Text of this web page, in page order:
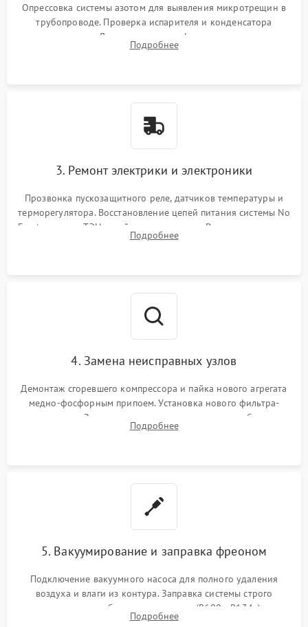
Опрессовка системы азотом для выявления микротрещин в
трубопроводе. Проверка испарителя и конденсатора
течеискателем. Демонтаж старого фильтра-осушителя и
продувка капиллярной трубки для устранения засоров.
Подробнее
3. Ремонт электрики и электроники
Прозвонка пускозащитного реле, датчиков температуры и
терморегулятора. Восстановление цепей питания системы No
Frost, включая ТЭН оттайки и вентилятор. Ремонт или замена
платы управления при сбоях алгоритмов.
Подробнее
4. Замена неисправных узлов
Демонтаж сгоревшего компрессора и пайка нового агрегата
медно-фосфорным припоем. Установка нового фильтра-
осушителя. Замена изношенных вентиляторов обдува,
сломанных заслонок или поврежденных дверных петель.
Подробнее
5. Вакуумирование и заправка фреоном
Подключение вакуумного насоса для полного удаления
воздуха и влаги из контура. Заправка системы строго
дозированным объемом хладагента (R600a, R134a) по
электронным весам. Контроль рабочего давления в системе.
Подробнее